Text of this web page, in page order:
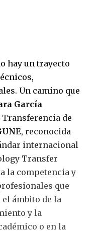
hay un trayecto
Un camino que
García
Transferencia de
, reconocida
internacional
Transfer
la competencia y
que
ámbito de la
y la
o en la